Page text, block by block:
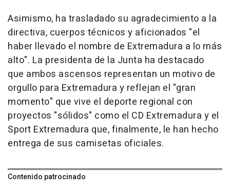
Asimismo, ha trasladado su agradecimiento a la
directiva, cuerpos técnicos y aficionados "el
haber llevado el nombre de Extremadura a lo más
alto". La presidenta de la Junta ha destacado
que ambos ascensos representan un motivo de
orgullo para Extremadura y reflejan el "gran
momento" que vive el deporte regional con
proyectos "sólidos" como el CD Extremadura y el
Sport Extremadura que, finalmente, le han hecho
entrega de sus camisetas oficiales.
Contenido patrocinado